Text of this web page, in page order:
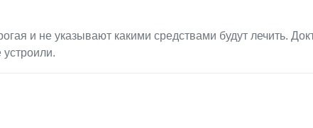
и не указывают какими средствами будут лечить.